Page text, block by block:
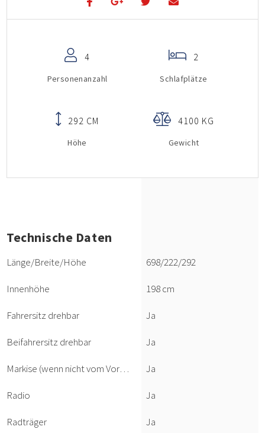
4
Personenanzahl
2
Schlafplätze
292 CM
Höhe
4100 KG
Gewicht
Technische Daten
Länge/Breite/Höhe 698/222/292
Innenhöhe 198 cm
Fahrersitz drehbar Ja
Beifahrersitz drehbar Ja
Markise (wenn nicht vom Vormieter beschädigt) Ja
Radio Ja
Radträger Ja